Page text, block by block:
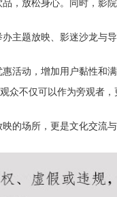
主题放映、影迷沙龙与
活动，增加用户黏性和满
众不仅可以作为旁观者
的场所，更是文化交流